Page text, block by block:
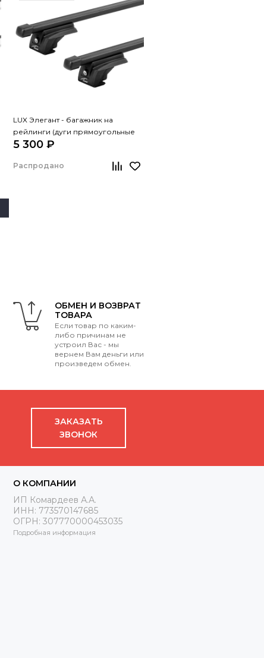
LUX Элегант - багажник на
рейлинги (дуги прямоугольные
черные, 1,2м)
5 300 ₽
Распродано
ОБМЕН И ВОЗВРАТ
ТОВАРА
Если товар по каким-
либо причинам не
устроил Вас - мы
вернем Вам деньги или
произведем обмен.
ЗАКАЗАТЬ
ЗВОНОК
О КОМПАНИИ
ИП Комардеев А.А.
ИНН: 773570147685
ОГРН: 307770000453035
Подробная информация